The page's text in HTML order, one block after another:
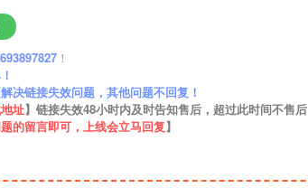
！
决链接失效问题，其他问题不回复！
址】链接失效48小时内及时告知售后，超过此时间不售后
的留言即可，上线会立马回复】